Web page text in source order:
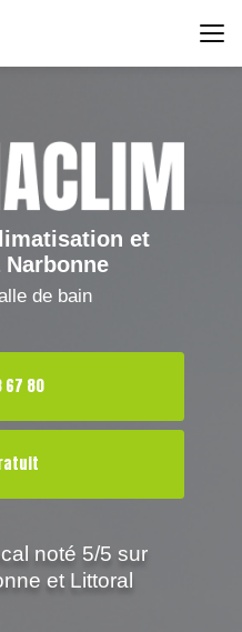
et
de bain
67 80
noté 5/5 sur
et Littoral